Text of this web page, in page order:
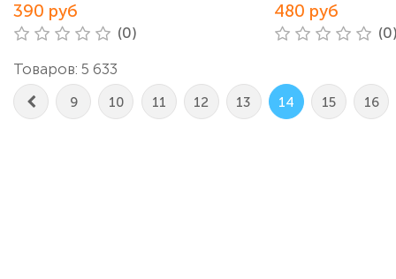
390 руб
(0)
480 руб
Товаров: 5 633
9 10 11 12 13 14 15 16